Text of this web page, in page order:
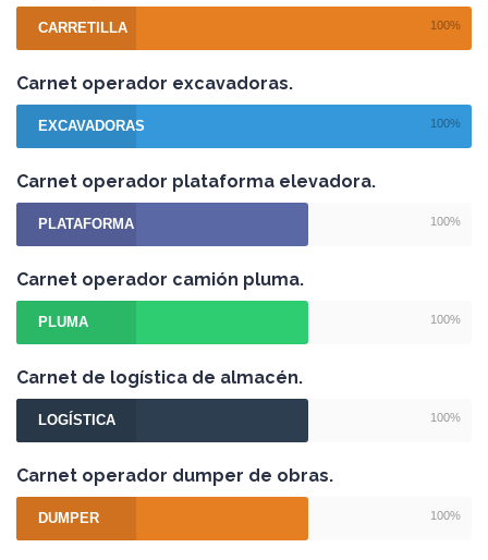
CARRETILLA 100%
Carnet operador excavadoras.
EXCAVADORAS 100%
Carnet operador plataforma elevadora.
PLATAFORMA 100%
Carnet operador camión pluma.
PLUMA 100%
Carnet de logística de almacén.
LOGÍSTICA 100%
Carnet operador dumper de obras.
DUMPER 100%